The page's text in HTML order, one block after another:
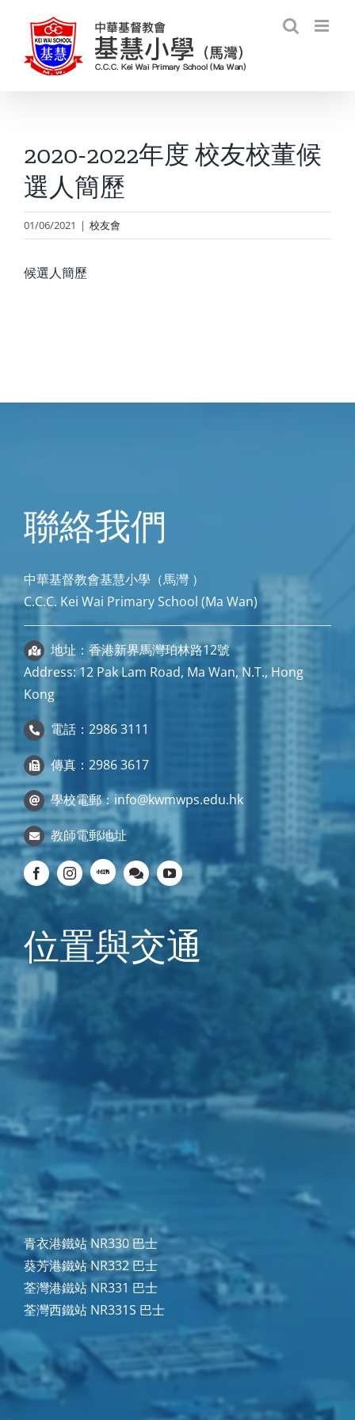
content
2020-2022年度 校友校董候
選人簡歷
01/06/2021 | 校友會
候選人簡歷
聯絡我們
中華基督教會基慧小學（馬灣 ）
C.C.C. Kei Wai Primary School (Ma Wan)
地址：香港新界馬灣珀林路12號
Address: 12 Pak Lam Road, Ma Wan, N.T., Hong
Kong
電話：2986 3111
傳真：2986 3617
學校電郵： info@kwmwps.edu.hk
教師電郵地址
位置與交通
青衣港鐵站 NR330 巴士
葵芳港鐵站 NR332 巴士
荃灣港鐵站 NR331 巴士
荃灣西鐵站 NR331S 巴士